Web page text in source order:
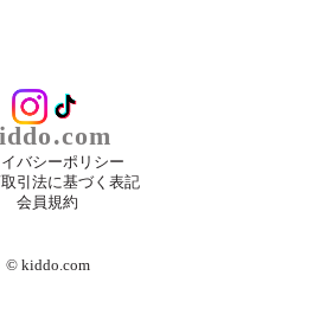
バシーポリシー
引法に基づく表記
会員規約
©︎ kiddo.com